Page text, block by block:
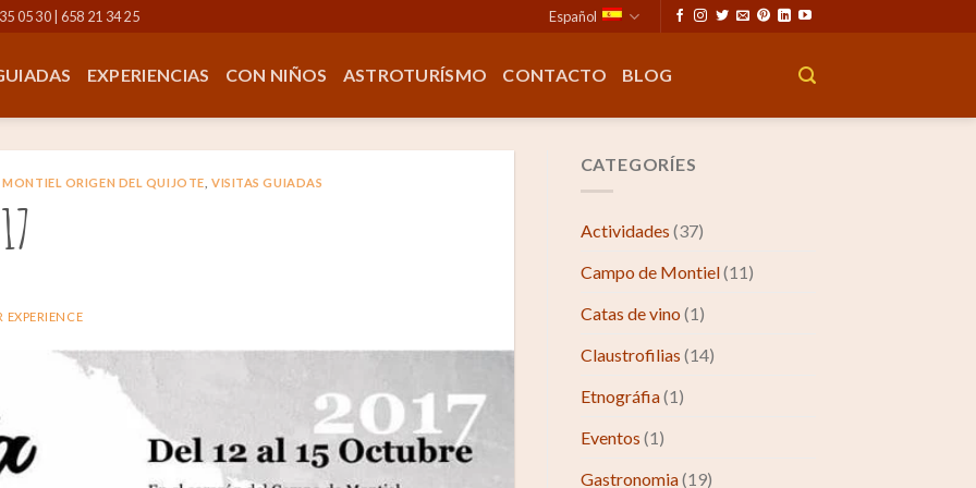
05 30 | 658 21 34 25 Español
EXPERIENCIAS CON NIÑOS ASTROTURÍSMO CONTACTO BLOG
ORIGEN DEL QUIJOTE VISITAS GUIADAS
EXPERIENCE
CATEGORÍES
Actividades (37)
Campo de Montiel(11)
Catas de vino (1)
Claustrofilias (14)
Etnográfia(1)
Eventos (1)
Gastronomia(19)